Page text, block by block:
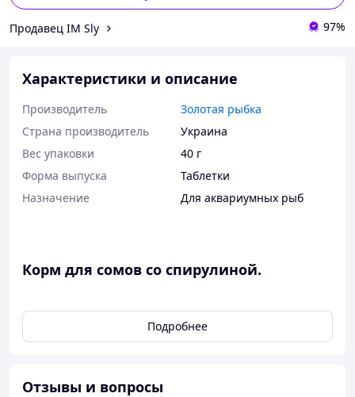
Продавец IM Sly 97%
Характеристики и описание
Производитель
Золотая рыбка
Страна производитель
Украина
Вес упаковки
40 г
Форма выпуска
Таблетки
Назначение
Для аквариумных рыб
Корм для сомов со спирулиной.
таблеток, предназначен для травоядных сомов. Корм
подходит для донных пугливых рыб. Это дает
возможность кормить рыб в одном определенном
позволяет сомам его быстро съесть. Таблетки не
Подробнее
Отзывы и вопросы